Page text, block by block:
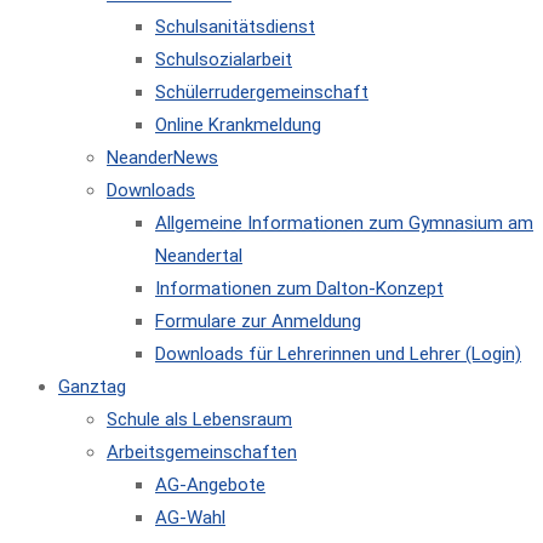
Schulsanitätsdienst
Schulsozialarbeit
Schülerrudergemeinschaft
Online Krankmeldung
NeanderNews
Downloads
Allgemeine Informationen zum Gymnasium am
Neandertal
Informationen zum Dalton-Konzept
Formulare zur Anmeldung
Downloads für Lehrerinnen und Lehrer (Login)
Ganztag
Schule als Lebensraum
Arbeitsgemeinschaften
AG-Angebote
AG-Wahl